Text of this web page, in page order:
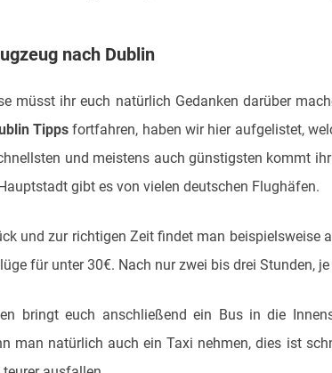
nach Dublin
müsst ihr euch natürlich Gedanken darüber
Tipps fortfahren, haben wir hier aufgelistet,
und meistens auch günstigsten kommt
gibt es von vielen deutschen Flughäfen.
und zur richtigen Zeit findet man beispielsweise
für unter 30€. Nach nur zwei bis drei Stunden,
bringt euch anschließend ein Bus in die
man natürlich auch ein Taxi nehmen, dies ist